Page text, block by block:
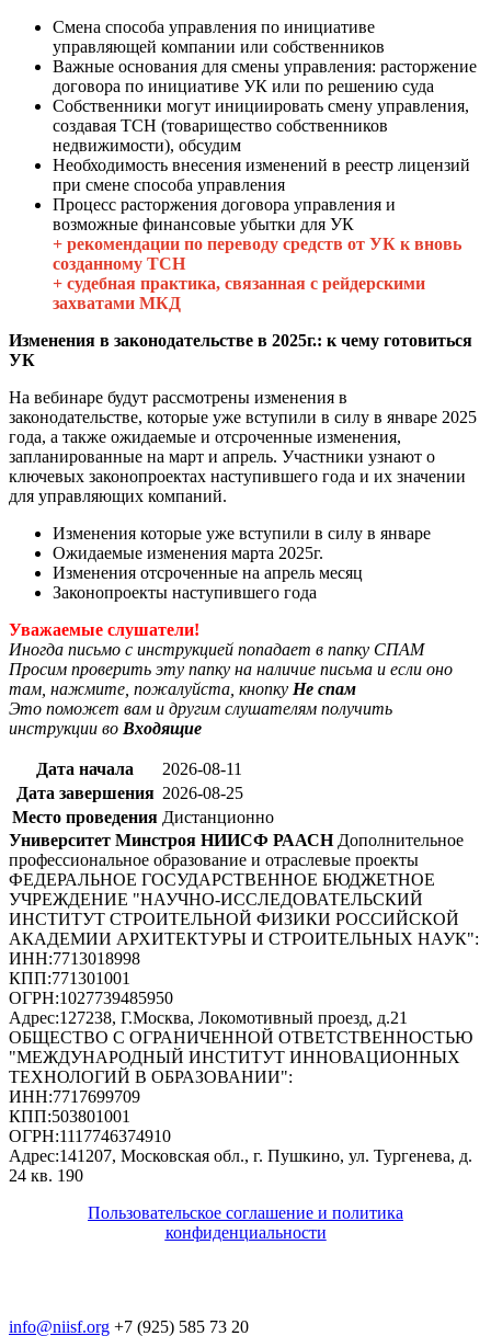
Смена способа управления по инициативе
управляющей компании или собственников
Важные основания для смены управления: расторжение
договора по инициативе УК или по решению суда
Собственники могут инициировать смену управления,
создавая ТСН (товарищество собственников
недвижимости), обсудим
Необходимость внесения изменений в реестр лицензий
при смене способа управления
Процесс расторжения договора управления и
возможные финансовые убытки для УК
+ рекомендации по переводу средств от УК к вновь
созданному ТСН
+ судебная практика, связанная с рейдерскими
захватами МКД
Изменения в законодательстве в 2025г.: к чему готовиться
УК
На вебинаре будут рассмотрены изменения в
законодательстве, которые уже вступили в силу в январе 2025
года, а также ожидаемые и отсроченные изменения,
запланированные на март и апрель. Участники узнают о
ключевых законопроектах наступившего года и их значении
для управляющих компаний.
Изменения которые уже вступили в силу в январе
Ожидаемые изменения марта 2025г.
Изменения отсроченные на апрель месяц
Законопроекты наступившего года
Уважаемые слушатели!
Иногда письмо с инструкцией попадает в папку СПАМ
Просим проверить эту папку на наличие письма и если оно
там, нажмите, пожалуйста, кнопку Не спам
Это поможет вам и другим слушателям получить
инструкции во Входящие
Дата начала
2026-08-11
Дата завершения 2026-08-25
Место проведения Дистанционно
Университет Минстроя НИИСФ РААСН Дополнительное
профессиональное образование и отраслевые проекты
ФЕДЕРАЛЬНОЕ ГОСУДАРСТВЕННОЕ БЮДЖЕТНОЕ
УЧРЕЖДЕНИЕ "НАУЧНО-ИССЛЕДОВАТЕЛЬСКИЙ
ИНСТИТУТ СТРОИТЕЛЬНОЙ ФИЗИКИ РОССИЙСКОЙ
АКАДЕМИИ АРХИТЕКТУРЫ И СТРОИТЕЛЬНЫХ НАУК":
ИНН:7713018998
КПП:771301001
ОГРН:1027739485950
Адрес:127238, Г.Москва, Локомотивный проезд, д.21
ОБЩЕСТВО С ОГРАНИЧЕННОЙ ОТВЕТСТВЕННОСТЬЮ
"МЕЖДУНАРОДНЫЙ ИНСТИТУТ ИННОВАЦИОННЫХ
ТЕХНОЛОГИЙ В ОБРАЗОВАНИИ":
ИНН:7717699709
КПП:503801001
ОГРН:1117746374910
Адрес:141207, Московская обл., г. Пушкино, ул. Тургенева, д.
24 кв. 190
Пользовательское соглашение и политика
конфиденциальности
info@niisf.org +7 (925) 585 73 20